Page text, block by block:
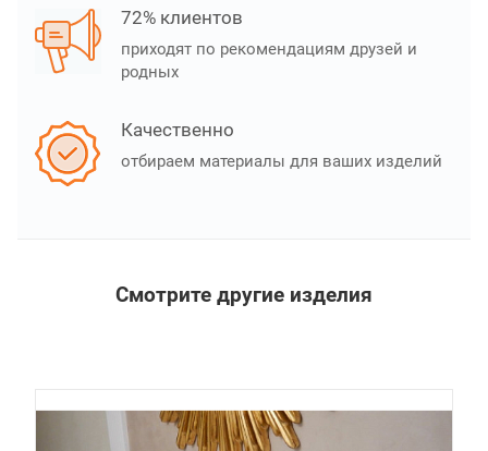
72% клиентов
приходят по рекомендациям друзей и
родных
Качественно
отбираем материалы для ваших изделий
Смотрите другие изделия